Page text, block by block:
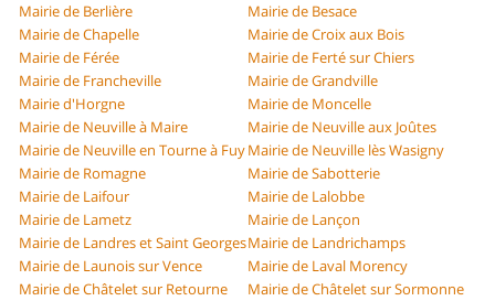
Mairie de Berlière
Mairie de Besace
Mairie de Chapelle
Mairie de Croix aux Bois
Mairie de Férée
Mairie de Ferté sur Chiers
Mairie de Francheville
Mairie de Grandville
Mairie d'Horgne
Mairie de Moncelle
Mairie de Neuville à Maire
Mairie de Neuville aux Joûtes
Mairie de Neuville en Tourne à FuyMairie de Neuville lès Wasigny
Mairie de Romagne
Mairie de Sabotterie
Mairie de Laifour
Mairie de Lalobbe
Mairie de Lametz
Mairie de Lançon
Mairie de Landres et Saint GeorgesMairie de Landrichamps
Mairie de Launois sur Vence
Mairie de Laval Morency
Mairie de Châtelet sur Retourne
Mairie de Châtelet sur Sormonne